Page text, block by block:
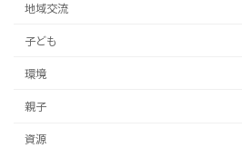
地域交流
子ども
環境
親子
資源